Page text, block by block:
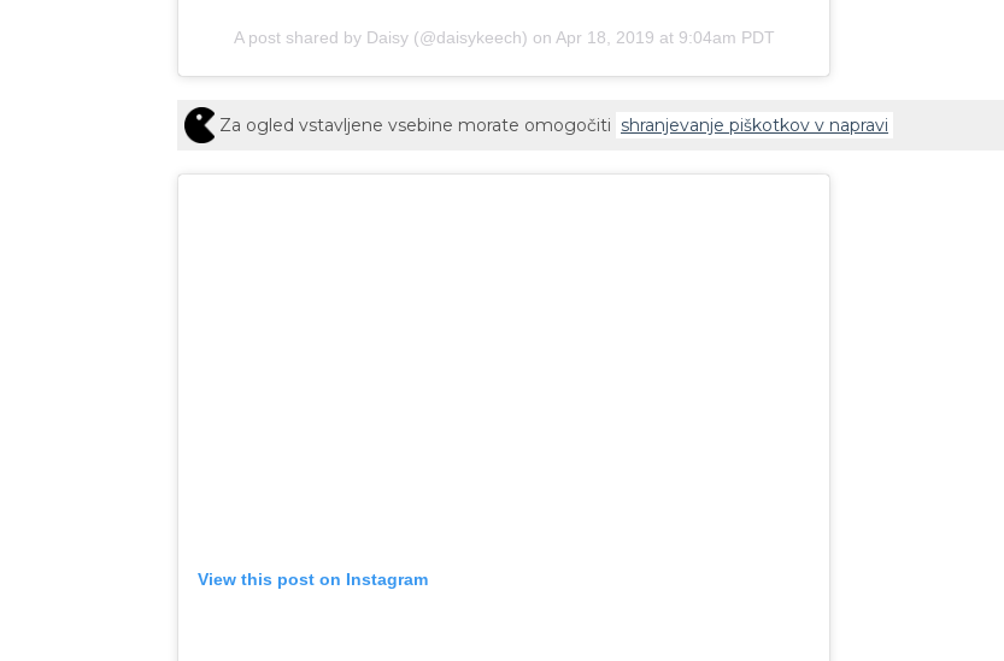
A post shared by Daisy (@daisykeech) on Apr 18, 2019 at 9:04am PDT
Za ogled vstavljene vsebine morate omogočiti shranjevanje piškotkov v napravi
View this post on Instagram